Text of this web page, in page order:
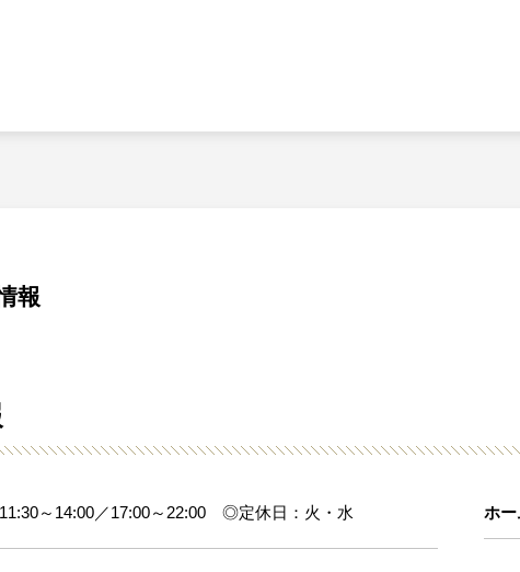
報
11:30～14:00／17:00～22:00 ◎定休日：火・水 ホ